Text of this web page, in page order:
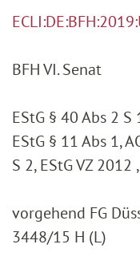
BFH VI. Senat
EStG § 40 Abs 2 S
EStG § 11 Abs 1,
S 2, EStG VZ 2012
vorgehend FG
3448/15 H (L)